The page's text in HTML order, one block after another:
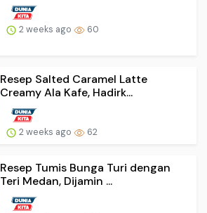
2 weeks ago 60
Resep Salted Caramel Latte
Creamy Ala Kafe, Hadirk...
2 weeks ago 62
Resep Tumis Bunga Turi dengan
Teri Medan, Dijamin ...